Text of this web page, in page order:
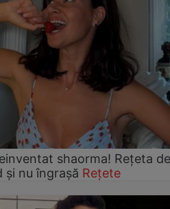
shaorma! Rețeta de
și nu îngrașă Rețete